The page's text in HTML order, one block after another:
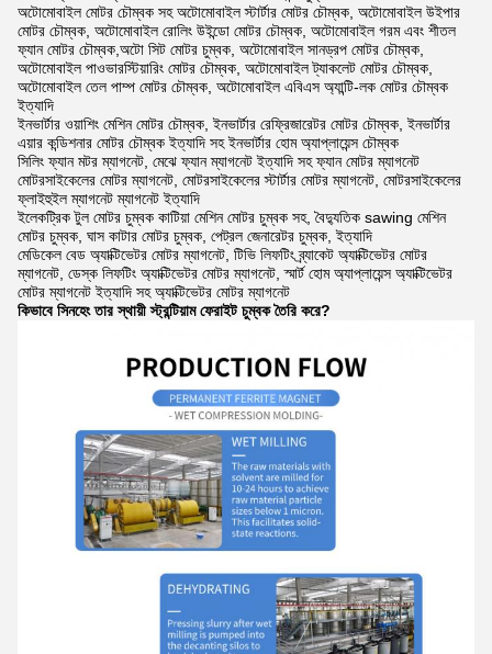
অটোমোবাইল মোটর চৌম্বক সহ অটোমোবাইল স্টার্টার মোটর চৌম্বক, অটোমোবাইল উইপার
মোটর চৌম্বক, অটোমোবাইল রোলিং উইন্ডো মোটর চৌম্বক, অটোমোবাইল গরম এবং শীতল
ফ্যান মোটর চৌম্বক,অটো সিট মোটর চুম্বক, অটোমোবাইল সানড্রপ মোটর চৌম্বক,
অটোমোবাইল পাওভারস্টিয়ারিং মোটর চৌম্বক, অটোমোবাইল ট্যাকলেট মোটর চৌম্বক,
অটোমোবাইল তেল পাম্প মোটর চৌম্বক, অটোমোবাইল এবিএস অ্যান্টি-লক মোটর চৌম্বক
ইত্যাদি
ইনভার্টার ওয়াশিং মেশিন মোটর চৌম্বক, ইনভার্টার রেফ্রিজারেটর মোটর চৌম্বক, ইনভার্টার
এয়ার কন্ডিশনার মোটর চৌম্বক ইত্যাদি সহ ইনভার্টার হোম অ্যাপ্লায়েন্স চৌম্বক
সিলিং ফ্যান মটর ম্যাগনেট, মেঝে ফ্যান ম্যাগনেট ইত্যাদি সহ ফ্যান মোটর ম্যাগনেট
মোটরসাইকেলের মোটর ম্যাগনেট, মোটরসাইকেলের স্টার্টার মোটর ম্যাগনেট, মোটরসাইকেলের
ফ্লাইহুইল ম্যাগনেট ম্যাগনেট ইত্যাদি
ইলেকট্রিক টুল মোটর চুম্বক কাটিয়া মেশিন মোটর চুম্বক সহ, বৈদ্যুতিক sawing মেশিন
মোটর চুম্বক, ঘাস কাটার মোটর চুম্বক, পেট্রল জেনারেটর চুম্বক, ইত্যাদি
মেডিকেল বেড অ্যাক্টিভেটর মোটর ম্যাগনেট, টিভি লিফটিং ব্র্যাকেট অ্যাক্টিভেটর মোটর
ম্যাগনেট, ডেস্ক লিফটিং অ্যাক্টিভেটর মোটর ম্যাগনেট, স্মার্ট হোম অ্যাপ্লায়েন্স অ্যাক্টিভেটর
মোটর ম্যাগনেট ইত্যাদি সহ অ্যাক্টিভেটর মোটর ম্যাগনেট
কিভাবে সিনহেং তার স্থায়ী স্ট্রন্টিয়াম ফেরাইট চুম্বক তৈরি করে?